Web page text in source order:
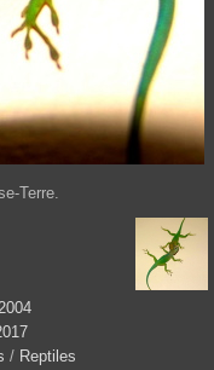
Terre.
/ Reptiles